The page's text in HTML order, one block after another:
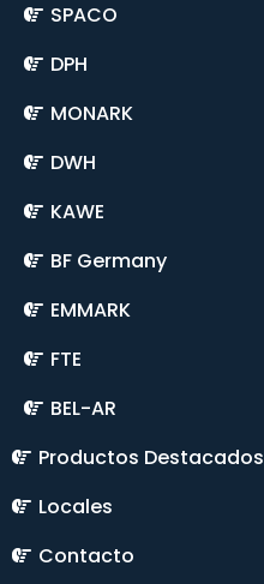
SPACO
DPH
MONARK
DWH
KAWE
BF Germany
EMMARK
FTE
BEL-AR
Productos Destacados
Locales
Contacto